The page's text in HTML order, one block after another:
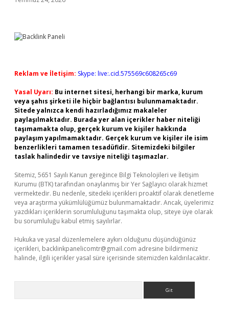
Reklam ve İletişim: Skype: live:.cid.575569c608265c69
Yasal Uyarı: Bu internet sitesi, herhangi bir marka, kurum
veya şahıs şirketi ile hiçbir bağlantısı bulunmamaktadır.
Sitede yalnızca kendi hazırladığımız makaleler
paylaşılmaktadır. Burada yer alan içerikler haber niteliği
taşımamakta olup, gerçek kurum ve kişiler hakkında
paylaşım yapılmamaktadır. Gerçek kurum ve kişiler ile isim
benzerlikleri tamamen tesadüfidir. Sitemizdeki bilgiler
taslak halindedir ve tavsiye niteliği taşımazlar.
Sitemiz, 5651 Sayılı Kanun gereğince Bilgi Teknolojileri ve İletişim
Kurumu (BTK) tarafından onaylanmış bir Yer Sağlayıcı olarak hizmet
vermektedir. Bu nedenle, sitedeki içerikleri proaktif olarak denetleme
veya araştırma yükümlülüğümüz bulunmamaktadır. Ancak, üyelerimiz
yazdıkları içeriklerin sorumluluğunu taşımakta olup, siteye üye olarak
bu sorumluluğu kabul etmiş sayılırlar.
Hukuka ve yasal düzenlemelere aykırı olduğunu düşündüğünüz
içerikleri, backlinkpanelicomtr@gmail.com adresine bildirmeniz
halinde, ilgili içerikler yasal süre içerisinde sitemizden kaldırılacaktır.